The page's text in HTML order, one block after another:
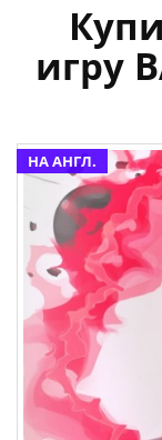
игру
НА АНГЛ.